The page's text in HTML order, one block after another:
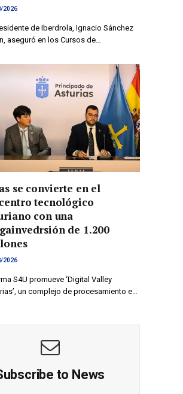
2026
de Iberdrola, Ignacio Sánchez
aseguró en los Cursos de…
se convierte en el
tecnológico
con una
de 1.200
2026
S4U promueve ‘Digital Valley
un complejo de procesamiento e…
to News